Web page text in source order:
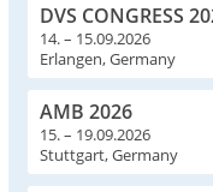
DVS CONGRESS
14. – 15.09.2026
Erlangen, Germany
AMB 2026
15. – 19.09.2026
Stuttgart, Germany